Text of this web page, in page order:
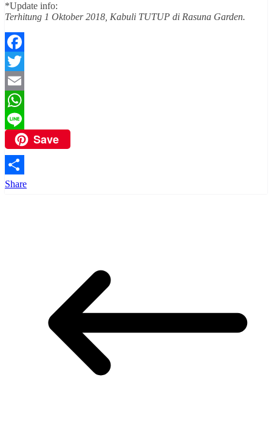
*Update info:
Terhitung 1 Oktober 2018, Kabuli TUTUP di Rasuna Garden.
Facebook
Twitter
Email
WhatsApp
Line
Save
Share